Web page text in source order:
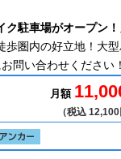
ク駐車場がオープン！
歩圏内の好立地！大
問い合わせください！
月額
（税込 12,100